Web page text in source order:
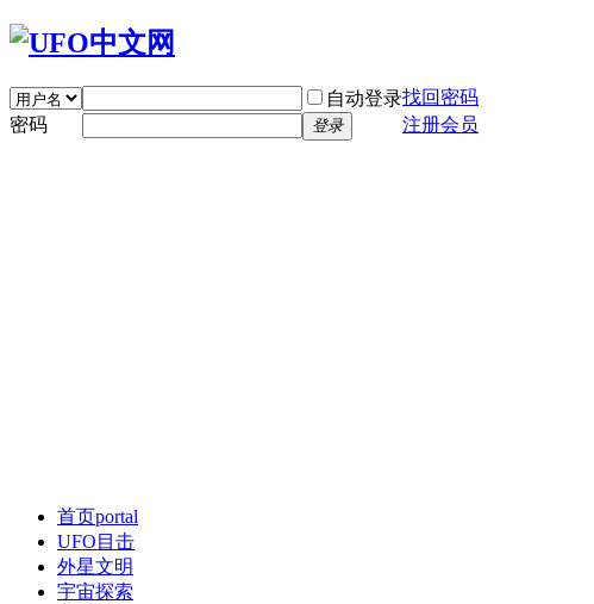
自动登录找回密码
密码
登录 注册会员
首页portal
UFO目击
外星文明
宇宙探索